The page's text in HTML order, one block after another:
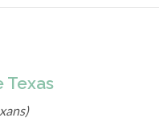
Texas